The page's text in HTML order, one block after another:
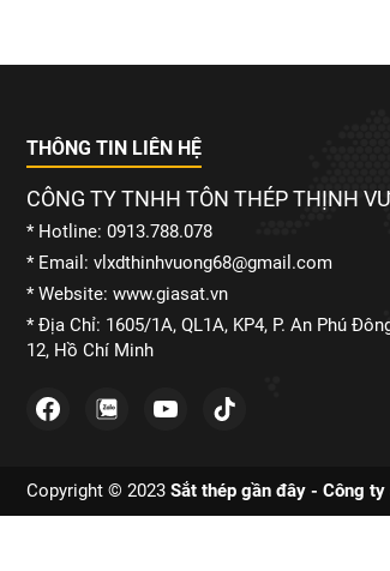
THÔNG TIN LIÊN HỆ
CÔNG TY TNHH TÔN THÉP THỊNH
* Hotline: 0913.788.078
* Email: vlxdthinhvuong68@gmail.com
* Website: www.giasat.vn
* Địa Chỉ: 1605/1A, QL1A, KP4, P. An Phú
12, Hồ Chí Minh
Copyright © 2023 Sắt thép gần đây - Công